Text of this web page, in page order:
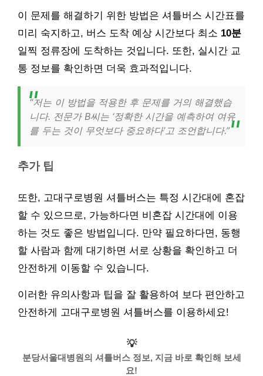
이 문제를 해결하기 위한 방법은 셔틀버스 시간표를
미리 숙지하고, 버스 도착 예상 시간보다 최소 10분
일찍 정류장에 도착하는 것입니다. 또한, 실시간 교
통 정보를 확인하면 더욱 효과적입니다.
“저는 이 방법을 적용한 후 문제를 거의 해결했습
니다. 전문가 B씨는 ‘정확한 시간을 예측하여 여유
를 두는 것이 무엇보다 중요하다’고 조언합니다.”
추가 팁
또한, 고대구로병원 셔틀버스는 특정 시간대에 혼잡
할 수 있으므로, 가능하다면 비혼잡 시간대에 이용
하는 것도 좋은 방법입니다. 만약 필요하다면, 동행
할 사람과 함께 대기하면 서로 상황을 확인하고 더
안전하게 이동할 수 있습니다.
이러한 유의사항과 팁을 잘 활용하여 보다 편안하고
안전하게 고대구로병원 셔틀버스를 이용하세요!
💡
분당서울대병원의 셔틀버스 정보, 지금 바로 확인해 보세
요!